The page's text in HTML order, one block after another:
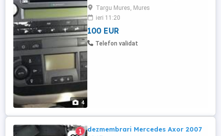
4
199a3000 149192km
Targu Mures, Mures
ieri 11:20
100 EUR
Telefon validat
1
dezmembrari Mercedes Axor 2007